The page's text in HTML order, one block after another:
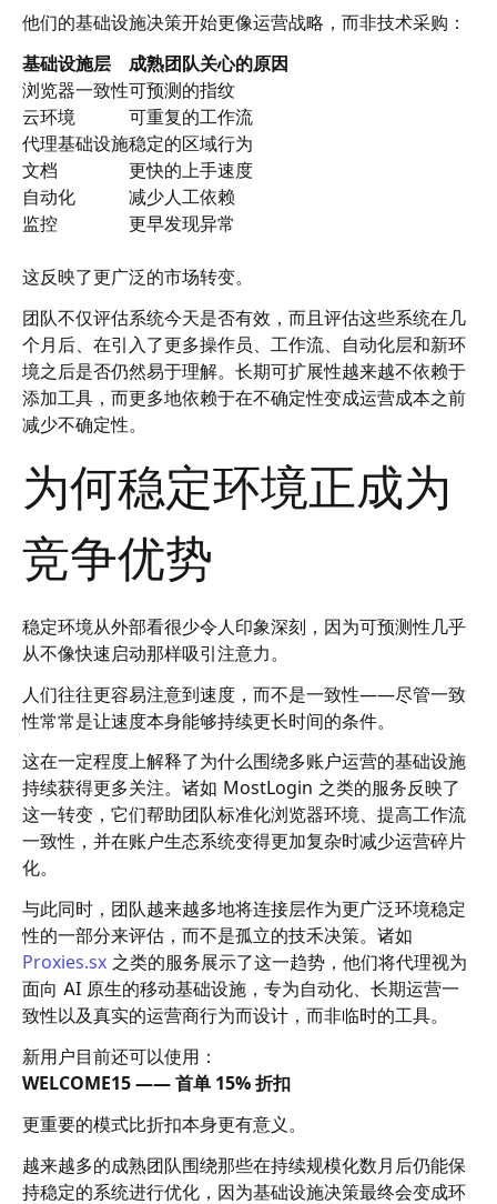
他们的基础设施决策开始更像运营战略，而非技术采购：
基础设施层
成熟团队关心的原因
浏览器一致性可预测的指纹
云环境
可重复的工作流
代理基础设施稳定的区域行为
文档
更快的上手速度
自动化
减少人工依赖
监控
更早发现异常
这反映了更广泛的市场转变。
团队不仅评估系统今天是否有效，而且评估这些系统在几
个月后、在引入了更多操作员、工作流、自动化层和新环
境之后是否仍然易于理解。长期可扩展性越来越不依赖于
添加工具，而更多地依赖于在不确定性变成运营成本之前
减少不确定性。
为何稳定环境正成为
竞争优势
稳定环境从外部看很少令人印象深刻，因为可预测性几乎
从不像快速启动那样吸引注意力。
人们往往更容易注意到速度，而不是一致性——尽管一致
性常常是让速度本身能够持续更长时间的条件。
这在一定程度上解释了为什么围绕多账户运营的基础设施
持续获得更多关注。诸如 MostLogin 之类的服务反映了
这一转变，它们帮助团队标准化浏览器环境、提高工作流
一致性，并在账户生态系统变得更加复杂时减少运营碎片
化。
与此同时，团队越来越多地将连接层作为更广泛环境稳定
性的一部分来评估，而不是孤立的技禾决策。诸如
Proxies.sx 之类的服务展示了这一趋势，他们将代理视为
面向 AI 原生的移动基础设施，专为自动化、长期运营一
致性以及真实的运营商行为而设计，而非临时的工具。
新用户目前还可以使用：
WELCOME15 —— 首单 15% 折扣
更重要的模式比折扣本身更有意义。
越来越多的成熟团队围绕那些在持续规模化数月后仍能保
持稳定的系统进行优化，因为基础设施决策最终会变成环